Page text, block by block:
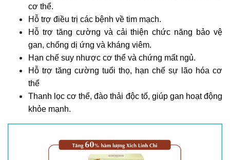
cơ thể.
Hỗ trợ điều trị các bệnh về tim mạch.
Hỗ trợ tăng cường và cải thiện chức năng bảo vệ
gan, chống dị ứng và kháng viêm.
Hạn chế suy nhược cơ thể và chứng mất ngủ.
Hỗ trợ tăng cường tuổi thọ, hạn chế sự lão hóa cơ
thể
Thanh lọc cơ thể, đào thải độc tố, giúp gan hoạt động
khỏe mạnh.